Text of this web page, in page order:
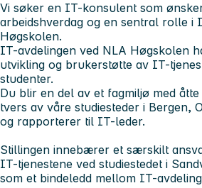
Vi søker en IT-konsulent som
arbeidshverdag og en sentral rolle i
Høgskolen.
IT-avdelingen ved NLA Høgskolen
utvikling og brukerstøtte av IT-
studenter.
Du blir en del av et fagmiljø med
tvers av våre studiesteder i Bergen,
og rapporterer til IT-leder.
Stillingen innebærer et særskilt
IT-tjenestene ved studiestedet i
som et bindeledd mellom IT-